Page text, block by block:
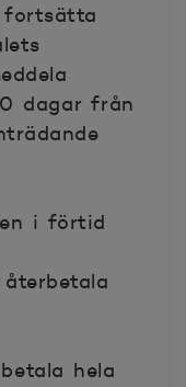
fortsätta
dagar från
i förtid
hela